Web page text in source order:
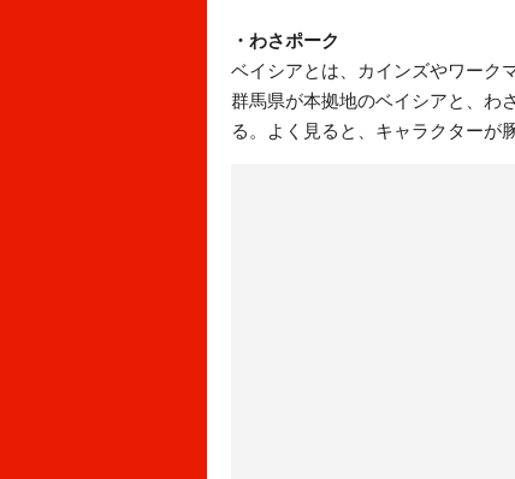
・わさポーク
ベイシアとは、カインズやワーク
群馬県が本拠地のベイシアと、わ
る。よく見ると、キャラクターが